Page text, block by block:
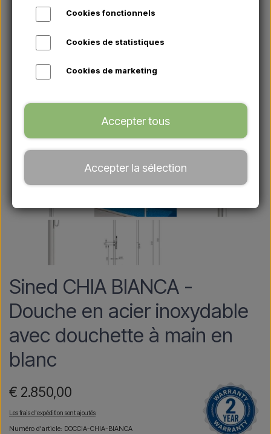
Sined CHIA BIANCA -
Douche en acier inoxydable
avec douchette à main en
blanc
€ 2.850,00
Les frais d'expédition sont ajoutés
Numéro d'article: DOCCIA-CHIA-BIANCA
Cookies fonctionnels
Cookies de statistiques
Cookies de marketing
Accepter tous
Accepter la sélection